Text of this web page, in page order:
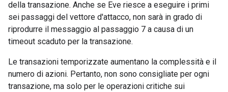
della transazione. Anche se Eve riesce a eseguire i primi
sei passaggi del vettore d'attacco, non sarà in grado di
riprodurre il messaggio al passaggio 7 a causa di un
timeout scaduto per la transazione.
Le transazioni temporizzate aumentano la complessità e il
numero di azioni. Pertanto, non sono consigliate per ogni
transazione, ma solo per le operazioni critiche sui